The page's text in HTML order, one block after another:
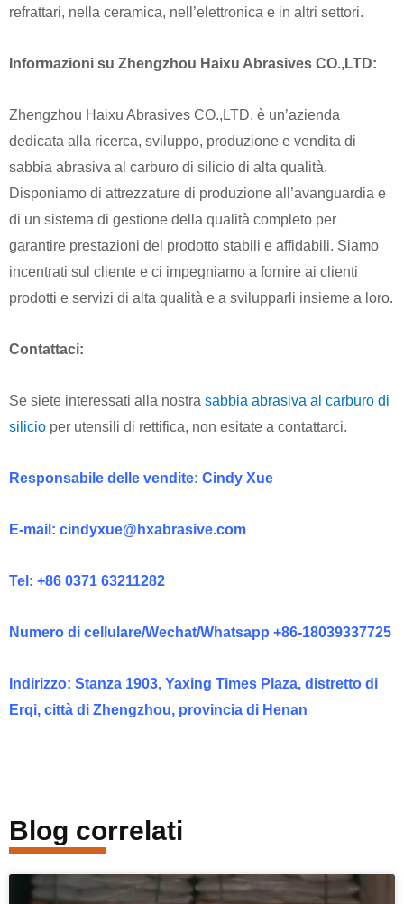
refrattari, nella ceramica, nell’elettronica e in altri settori.
Informazioni su Zhengzhou Haixu Abrasives CO.,LTD:
Zhengzhou Haixu Abrasives CO.,LTD. è un’azienda
dedicata alla ricerca, sviluppo, produzione e vendita di
sabbia abrasiva al carburo di silicio di alta qualità.
Disponiamo di attrezzature di produzione all’avanguardia e
di un sistema di gestione della qualità completo per
garantire prestazioni del prodotto stabili e affidabili. Siamo
incentrati sul cliente e ci impegniamo a fornire ai clienti
prodotti e servizi di alta qualità e a svilupparli insieme a loro.
Contattaci:
Se siete interessati alla nostra sabbia abrasiva al carburo di
silicio per utensili di rettifica, non esitate a contattarci.
Responsabile delle vendite: Cindy Xue
E-mail: cindyxue@hxabrasive.com
Tel: +86 0371 63211282
Numero di cellulare/Wechat/Whatsapp +86-18039337725
Indirizzo: Stanza 1903, Yaxing Times Plaza, distretto di
Erqi, città di Zhengzhou, provincia di Henan
Blog correlati